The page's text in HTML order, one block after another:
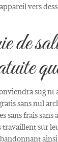
vers
de
sug
sans nul
frais sans
sur
ainsi